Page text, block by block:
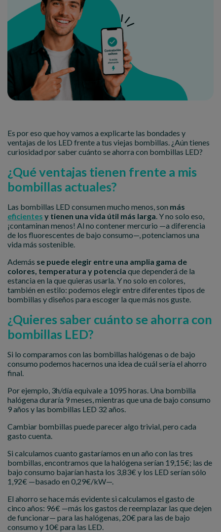
Es por eso que hoy vamos a explicarte las bondades y
ventajas de los LED frente a tus viejas bombillas. ¿Aún tienes
curiosidad por saber cuánto se ahorra con bombillas LED?
¿Qué ventajas tienen frente a mis
bombillas actuales?
Las bombillas LED consumen mucho menos, son más
eficientes y tienen una vida útil más larga. Y no solo eso,
¡contaminan menos! Al no contener mercurio —a diferencia
de los fluorescentes de bajo consumo—, potenciamos una
vida más sostenible.
Además se puede elegir entre una amplia gama de
colores, temperatura y potencia que dependerá de la
estancia en la que quieras usarla. Y no solo en colores,
también en estilo: podemos elegir entre diferentes tipos de
bombillas y diseños para escoger la que más nos guste.
¿Quieres saber cuánto se ahorra con
bombillas LED?
Si lo comparamos con las bombillas halógenas o de bajo
consumo podemos hacernos una idea de cuál sería el ahorro
final.
Por ejemplo, 3h/día equivale a 1095 horas. Una bombilla
halógena duraría 9 meses, mientras que una de bajo consumo
9 años y las bombillas LED 32 años.
Cambiar bombillas puede parecer algo trivial, pero cada
gasto cuenta.
Si calculamos cuanto gastaríamos en un año con las tres
bombillas, encontramos que la halógena serían 19,15€; las de
bajo consumo bajarían hasta los 3,83€ y los LED serían sólo
1,92€ —basado en 0,29€/kW—.
El ahorro se hace más evidente si calculamos el gasto de
cinco años: 96€ —más los gastos de reemplazar las que dejen
de funcionar— para las halógenas, 20€ para las de bajo
consumo y 10€ para las LED.